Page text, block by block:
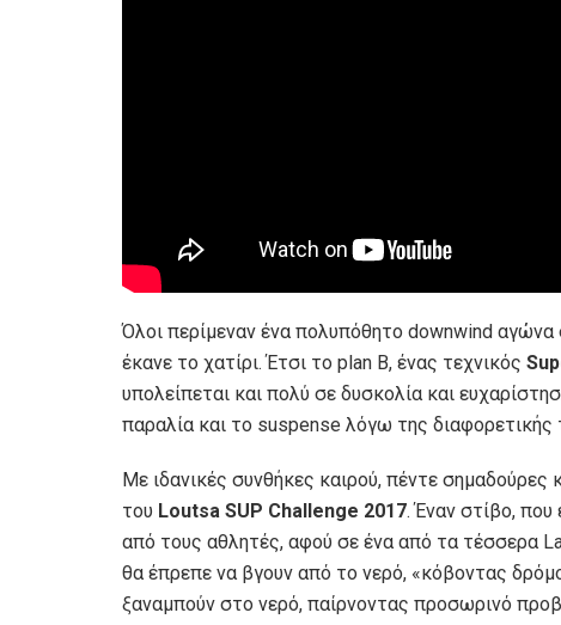
Όλοι περίμεναν ένα πολυπόθητο downwind
έκανε το χατίρι. Έτσι το plan B, ένας τεχνικός
υπολείπεται και πολύ σε δυσκολία και
παραλία και το suspense λόγω της
Με ιδανικές συνθήκες καιρού, πέντε
του Loutsa SUP Challenge 2017. Έναν στίβο,
από τους αθλητές, αφού σε ένα από τα τέσσερα
θα έπρεπε να βγουν από το νερό, «κόβοντας
ξαναμπούν στο νερό, παίρνοντας προσωρινό